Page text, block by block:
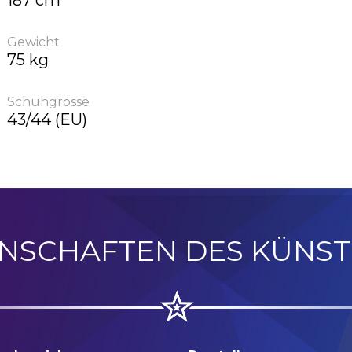
Gewicht
75 kg
Schuhgrösse
43/44 (EU)
DES